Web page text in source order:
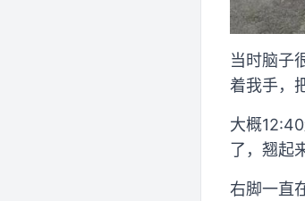
当时脑子
着我手，
大概
了，翘起
右脚一直